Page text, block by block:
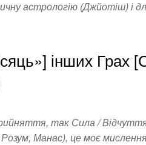
астрологію (Джйотіш) і
інших Грах
так Сила /
Манас), це моє